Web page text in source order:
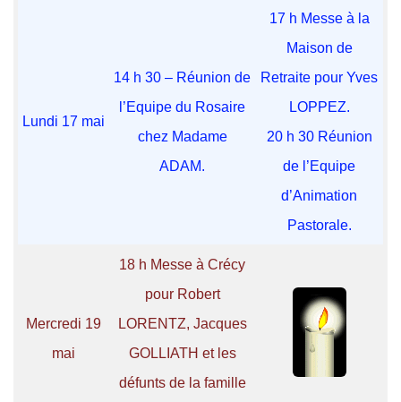
Lundi 17 mai
14 h 30 – Réunion de
l’Equipe du Rosaire
chez Madame
ADAM.
17 h Messe à la
Maison de
Retraite pour Yves
LOPPEZ.
20 h 30 Réunion
de l’Equipe
d’Animation
Pastorale.
Mercredi 19
mai
18 h Messe à Crécy
pour Robert
LORENTZ, Jacques
GOLLIATH et les
défunts de la famille